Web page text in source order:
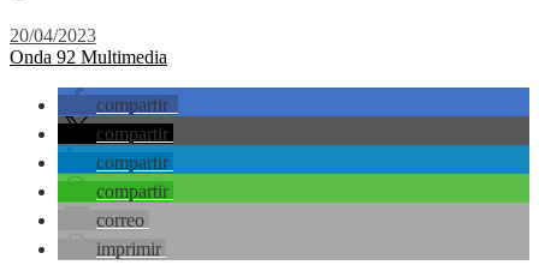
20/04/2023
Onda 92 Multimedia
compartir
compartir
compartir
compartir
correo
imprimir